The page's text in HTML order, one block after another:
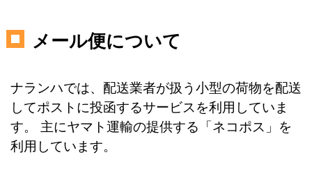
メール便について
ナランハでは、配送業者が扱う小型の荷物を配送
してポストに投函するサービスを利用していま
す。 主にヤマト運輸の提供する「ネコポス」を
利用しています。